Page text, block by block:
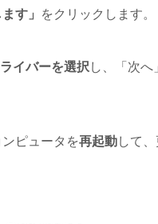
す」 をクリックします。
イバーを選択 し、「次へ
ンピュータを再起動して